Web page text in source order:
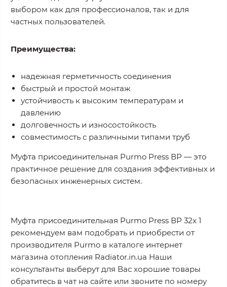
выбором как для профессионалов, так и для
частных пользователей.
Преимущества:
надежная герметичность соединения
быстрый и простой монтаж
устойчивость к высоким температурам и
давлению
долговечность и износостойкость
совместимость с различными типами труб
Муфта присоединительная Purmo Press ВР — это
практичное решение для создания эффективных и
безопасных инженерных систем.
Муфта присоединительная Purmo Press ВР 32x 1
рекомендуем вам подобрать и приобрести от
производителя Purmo в каталоге интернет
магазина отопления Radiator.in.ua Наши
консультанты выберут для Вас хорошие товары
обратитесь в чат на сайте или звоните по номеру